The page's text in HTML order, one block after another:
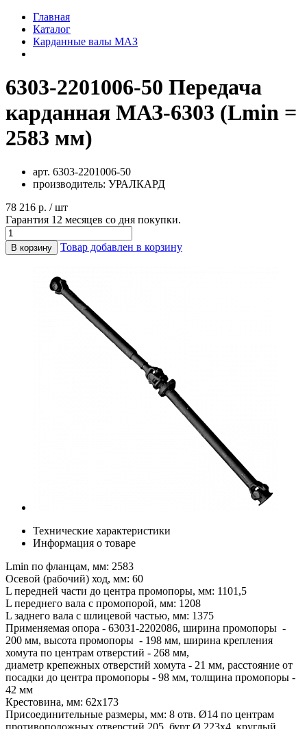
Главная
Каталог
Карданные валы МАЗ
6303-2201006-50 Передача
карданная МАЗ-6303 (Lmin =
2583 мм)
арт. 6303-2201006-50
производитель: УРАЛКАРД
78 216 р. / шт
Гарантия 12 месяцев со дня покупки.
В корзину Товар добавлен в корзину
Технические характеристики
Информация о товаре
Lmin по фланцам, мм: 2583
Осевой (рабочий) ход, мм: 60
L передней части до центра промопоры, мм: 1101,5
L переднего вала с промопорой, мм: 1208
L заднего вала с шлицевой частью, мм: 1375
Применяемая опора - 63031-2202086, ширина промопоры -
200 мм, высота промопоры - 198 мм, ширина крепления
хомута по центрам отверстий - 268 мм,
диаметр крепежных отверстий хомута - 21 мм, расстояние от
посадки до центра промопоры - 98 мм, толщина промопоры -
42 мм
Крестовина, мм: 62х173
Присоединительные размеры, мм: 8 отв. Ø14 по центрам
противоположных отверстий 205, бурт Ø 223х4, круглый